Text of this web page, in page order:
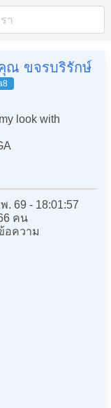
ณ ขจรบริรักษ์
look with
. 69 - 18:01:57
คน
อความ